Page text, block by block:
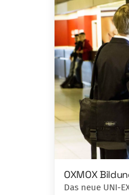
OXMOX
Das neue UNI-